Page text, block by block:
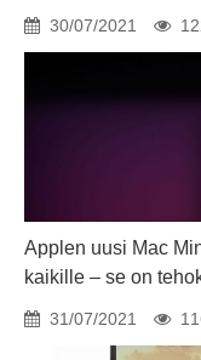
30/07/2021
Applen uusi Mac
kaikille – se on
31/07/2021